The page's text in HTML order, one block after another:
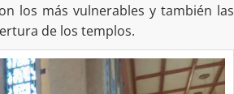
los más vulnerables y también las
de los templos.